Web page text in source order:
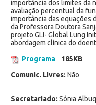
importância dos limites da
avaliação percentual da
importância das equações
da Professora Doutora
projeto GLI- Global Lung
abordagem clínica do
Programa
185KB
Comunic. Livres: Não
Secretariado: Sónia